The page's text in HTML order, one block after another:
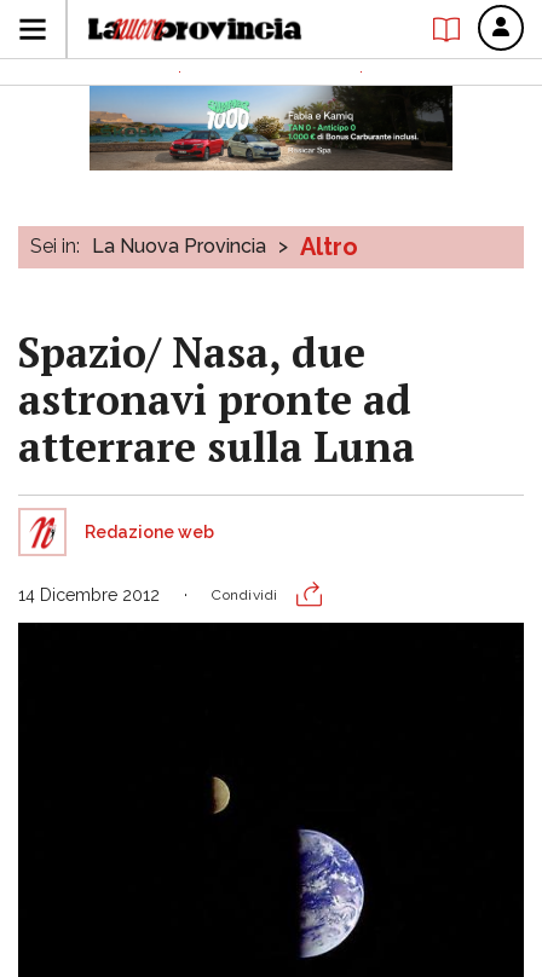
Sei in: La Nuova Provincia > Altro
Spazio/ Nasa, due
astronavi pronte ad
atterrare sulla Luna
Redazione web
14 Dicembre 2012 Condividi